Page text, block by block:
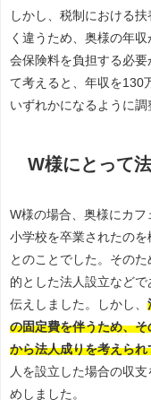
しかし、税制における
く違うため、奥様の年
会保険料を負担する必要
て考えると、年収を130
いずれかになるように調
W様にとって
W様の場合、奥様にカ
小学校を卒業されたの
とのことでした。その
的とした法人設立など
伝えしました。しかし、
の固定費を伴うため、
から法人成りを考えら
人を設立した場合の収
めしました。